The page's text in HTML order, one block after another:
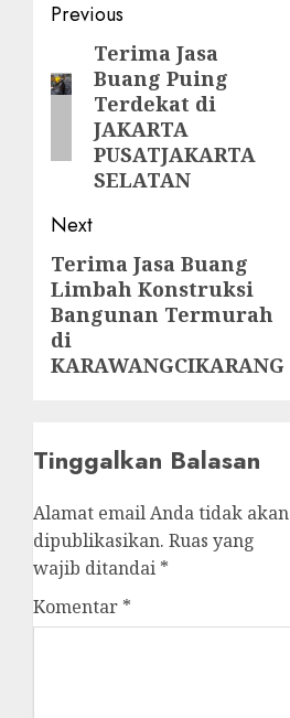
Post
navigation
Previous
Previous
post:
Terima Jasa
Buang Puing
Terdekat di
JAKARTA
PUSATJAKARTA
SELATAN
Next
Next
post:
Terima Jasa Buang
Limbah Konstruksi
Bangunan Termurah
di
KARAWANGCIKARANG
Tinggalkan Balasan
Alamat email Anda tidak akan
dipublikasikan. Ruas yang
wajib ditandai *
Komentar *